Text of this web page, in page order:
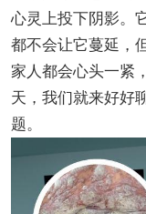
心灵上投下阴影。
都不会让它蔓延，
家人都会心头一紧
天，我们就来好好
题。